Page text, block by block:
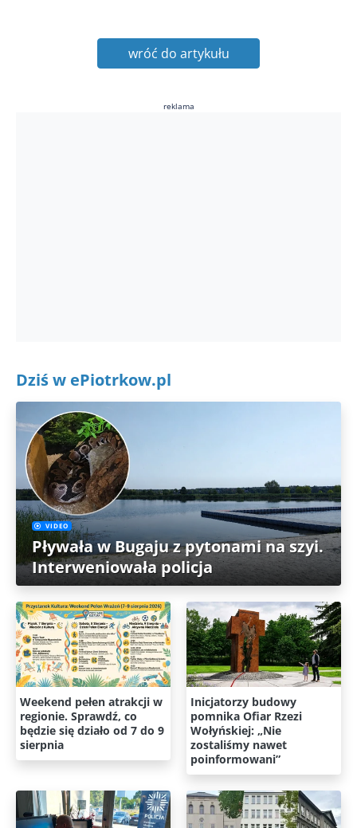
wróć do artykułu
reklama
Dziś w ePiotrkow.pl
VIDEO
Pływała w Bugaju z pytonami na szyi.
Interweniowała policja
Weekend pełen atrakcji w
regionie. Sprawdź, co
będzie się działo od 7 do 9
sierpnia
Inicjatorzy budowy
pomnika Ofiar Rzezi
Wołyńskiej: „Nie
zostaliśmy nawet
poinformowani”